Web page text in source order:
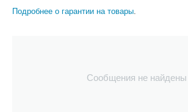
Подробнее о гарантии на товары
Сообщения не найдены